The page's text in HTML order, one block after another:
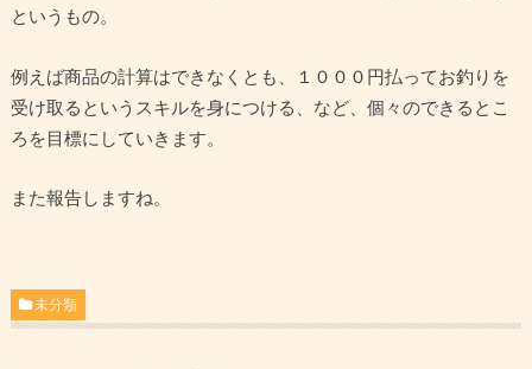
というもの。
例えば商品の計算はできなくとも、１０００円払ってお釣りを
受け取るというスキルを身につける、など、個々のできるとこ
ろを目標にしていきます。
また報告しますね。
未分類